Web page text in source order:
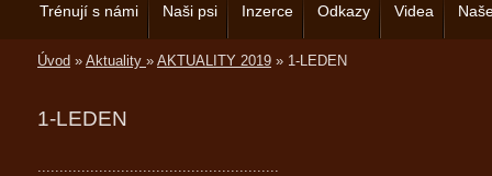
Trénují s námi Naši psi Inzerce Odkazy Videa
Úvod » Aktuality » AKTUALITY 2019 » 1-LEDEN
1-LEDEN
.......................................................